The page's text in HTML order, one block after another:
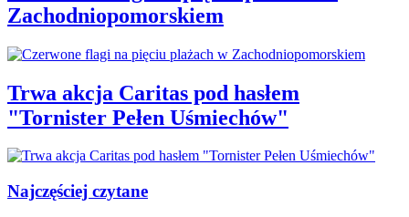
Zachodniopomorskiem
Trwa akcja Caritas pod hasłem
"Tornister Pełen Uśmiechów"
Najczęściej czytane